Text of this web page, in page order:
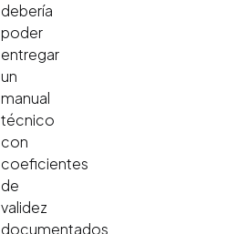
debería
poder
entregar
un
manual
técnico
con
coeficientes
de
validez
documentados